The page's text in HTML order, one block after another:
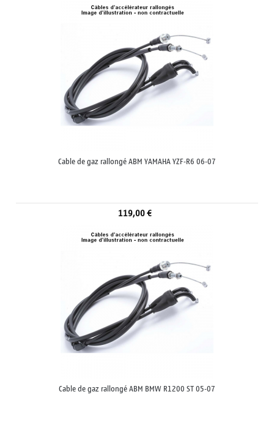
Cable de gaz rallongé ABM YAMAHA YZF-R6 06-07
119,00 €
Cable de gaz rallongé ABM BMW R1200 ST 05-07